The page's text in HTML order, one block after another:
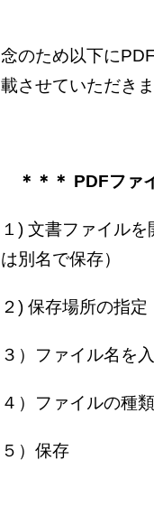
念のため以下に
載させていただき
＊＊＊ PDFファ
１) 文書ファイル
は別名で保存）
２) 保存場所の指
３）ファイル名を
４）ファイルの種
５）保存